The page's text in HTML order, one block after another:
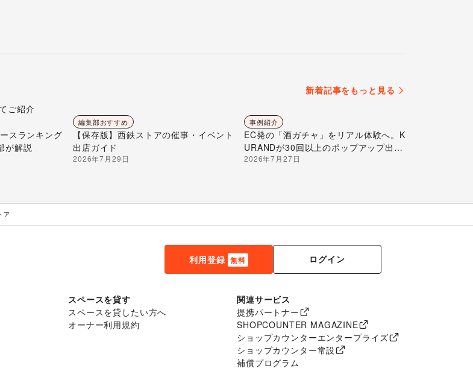
新着記事をもっと見る
ご紹介
スランキング
が解説
編集部おすすめ
【保存版】西鉄ストアの催事・イベント
出店ガイド
2026年7月29日
事例紹介
EC発の「酒ガチャ」をリアル体験へ。K
URANDが30回以上のポップアップ出店
で届ける“新しいお酒との出会い”
2026年7月27日
ア
利用登録 無料 ログイン
スペースを貸す
スペースを貸したい方へ
オーナー利用規約
関連サービス
提携パートナー
SHOPCOUNTER MAGAZINE
ショップカウンターエンタープライズ
ショップカウンター常設
補償プログラム